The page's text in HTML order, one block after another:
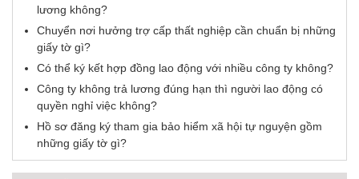
lương không?
Chuyển nơi hưởng trợ cấp thất nghiệp cần chuẩn bị những
giấy tờ gì?
Có thể ký kết hợp đồng lao động với nhiều công ty không?
Công ty không trả lương đúng hạn thì người lao động có
quyền nghỉ việc không?
Hồ sơ đăng ký tham gia bảo hiểm xã hội tự nguyện gồm
những giấy tờ gì?